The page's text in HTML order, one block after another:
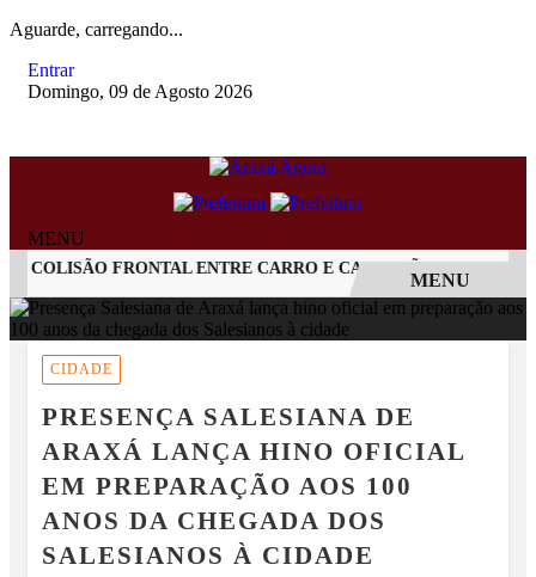
Aguarde, carregando...
Entrar
Domingo, 09 de Agosto 2026
MENU
COLISÃO FRONTAL ENTRE CARRO E CAMINHÃO NA BR-262
EM ALTA
MENU
CIDADE
PRESENÇA SALESIANA DE
ARAXÁ LANÇA HINO OFICIAL
EM PREPARAÇÃO AOS 100
ANOS DA CHEGADA DOS
SALESIANOS À CIDADE